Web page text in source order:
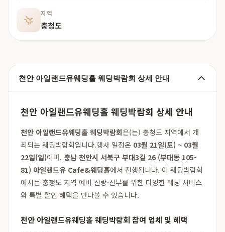
지역
충청도
천안 아일랜드유웨딩홀 웨딩박람회 상세 안내
천안 아일랜드유웨딩홀 웨딩박람회 상세 안내
천안 아일랜드유웨딩홀 웨딩박람회은(는) 충청도 지역에서 개
최되는 웨딩박람회입니다.행사 일정은 03월 21일(토) ~ 03월
22일(일)이며, 충남 천안시 서북구 부대3길 26 (부대동 105-
81) 아일랜드유 Cafe&웨딩홀에서 진행됩니다. 이 웨딩박람회
에서는 충청도 지역 예비 신랑·신부를 위한 다양한 웨딩 서비스
와 특별 할인 혜택을 만나볼 수 있습니다.
천안 아일랜드유웨딩홀 웨딩박람회 참여 업체 및 혜택